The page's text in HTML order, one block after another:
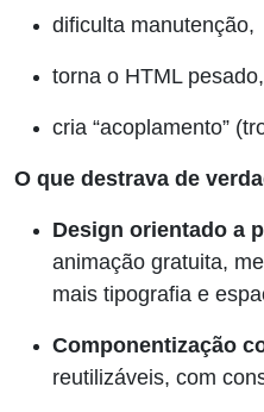
dificulta manutenção,
torna o HTML pesado,
cria “acoplamento”
O que destrava de
Design orientado a
animação gratuita,
mais tipografia e
Componentização
reutilizáveis, com